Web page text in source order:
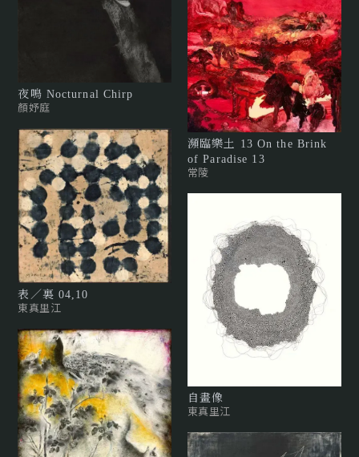
夜鳴 Nocturnal Chirp
顏妤庭
表／裏 04,10
東真里江
瀕臨樂土 13 On the Brink
of Paradise 13
常陵
自畫像
東真里江